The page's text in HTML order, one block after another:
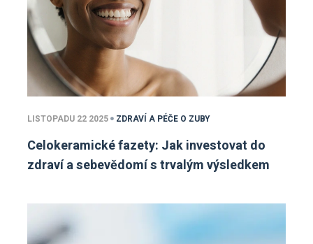
LISTOPADU 22 2025 ZDRAVÍ A PÉČE O ZUBY
Celokeramické fazety: Jak investovat do
zdraví a sebevědomí s trvalým výsledkem